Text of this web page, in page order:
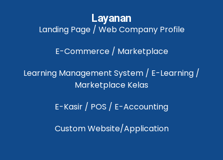
Layanan
Landing Page / Web Company Profile
E-Commerce / Marketplace
Learning Management System / E-Learning /
Marketplace Kelas
E-Kasir / POS / E-Accounting
Custom Website/Application